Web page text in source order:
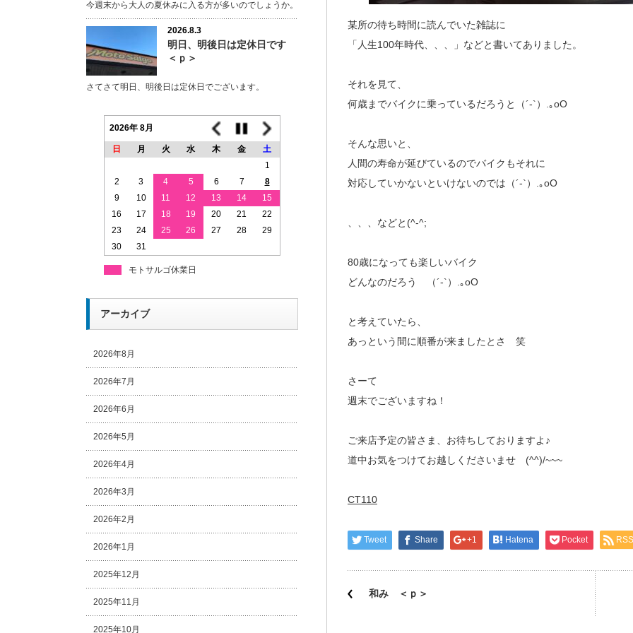
某所の待ち時間に読んでいた雑誌に
「人生100年時代、、、」などと書いてありました。
それを見て、
何歳までバイクに乗っているだろうと（´-`）.｡oO
そんな思いと、
人間の寿命が延びているのでバイクもそれに
対応していかないといけないのでは（´-`）.｡oO
、、、などと(^-^;
80歳になっても楽しいバイク
どんなのだろう （´-`）.｡oO
と考えていたら、
あっという間に順番が来ましたとさ 笑
さーて
週末でございますね！
ご来店予定の皆さま、お待ちしておりますよ♪
道中お気をつけてお越しくださいませ (^^)/~~~
CT110
Tweet Share +1 Hatena Pocket RSS
和み ＜ｐ＞
今週末から大人の夏休みに入る方が多いのでしょうか。
2026.8.3
明日、明後日は定休日です
＜ｐ＞
さてさて明日、明後日は定休日でございます。
2026年 8月
日 月 火 水 木 金
土
1
2
3 4 5 6 7
8
9
10 11 12 13 14
15
16
17 18 19 20 21
22
23
24 25 26 27 28
29
30
31
モトサルゴ休業日
アーカイブ
2026年8月
2026年7月
2026年6月
2026年5月
2026年4月
2026年3月
2026年2月
2026年1月
2025年12月
2025年11月
2025年10月